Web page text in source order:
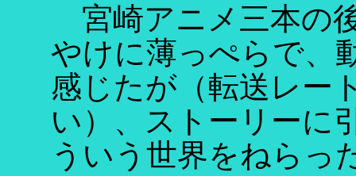
宮崎アニメ三本の
やけに薄っぺらで、
感じたが（転送レー
い）、ストーリーに
ういう世界をねらっ